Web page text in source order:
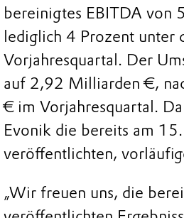
bereinigtes EBITDA
lediglich 4 Prozent unter
Vorjahresquartal. Der
auf 2,92 Milliarden €,
€ im Vorjahresquartal.
Evonik die bereits am
veröffentlichten,
„Wir freuen uns, die